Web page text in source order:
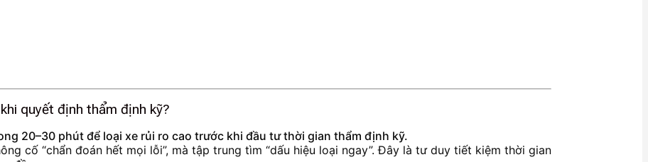
quyết định thẩm định kỹ?
20–30 phút để loại xe rủi ro cao trước khi đầu tư thời gian thẩm định kỹ.
cố “chẩn đoán hết mọi lỗi”, mà tập trung tìm “dấu hiệu loại ngay”. Đây là tư duy tiết kiệm thời gian